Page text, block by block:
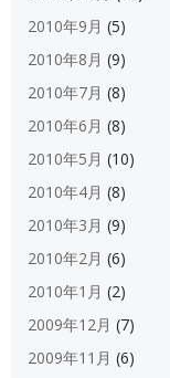
2010年9月 (5)
2010年8月 (9)
2010年7月 (8)
2010年6月 (8)
2010年5月 (10)
2010年4月 (8)
2010年3月 (9)
2010年2月 (6)
2010年1月 (2)
2009年12月 (7)
2009年11月 (6)